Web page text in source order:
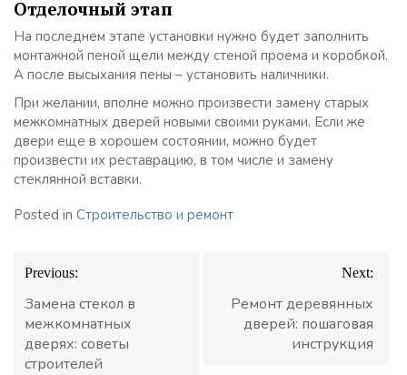
Отделочный этап
На последнем этапе установки нужно будет заполнить
монтажной пеной щели между стеной проема и коробкой.
А после высыхания пены – установить наличники.
При желании, вполне можно произвести замену старых
межкомнатных дверей новыми своими руками. Если же
двери еще в хорошем состоянии, можно будет
произвести их реставрацию, в том числе и замену
стеклянной вставки.
Posted in Строительство и ремонт
Навигация
по
записям
Previous:
Замена стекол в
межкомнатных
дверях: советы
строителей
Next:
Ремонт деревянных
дверей: пошаговая
инструкция